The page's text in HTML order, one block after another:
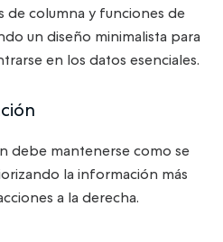
de columna y funciones de
un diseño minimalista para
en los datos esenciales.
debe mantenerse como se
la información más
a la derecha.